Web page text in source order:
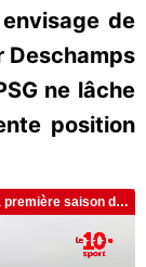
de
Deschamps
ne lâche
position